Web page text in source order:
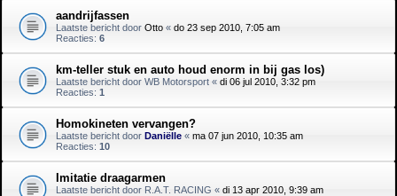
aandrijfassen
Laatste bericht door Otto « do 23 sep 2010, 7:05 am
Reacties: 6
km-teller stuk en auto houd enorm in bij gas los)
Laatste bericht door WB Motorsport « di 06 jul 2010, 3:32 pm
Reacties: 1
Homokineten vervangen?
Laatste bericht door Daniëlle « ma 07 jun 2010, 10:35 am
Reacties: 10
Imitatie draagarmen
Laatste bericht door R.A.T. RACING « di 13 apr 2010, 9:39 am